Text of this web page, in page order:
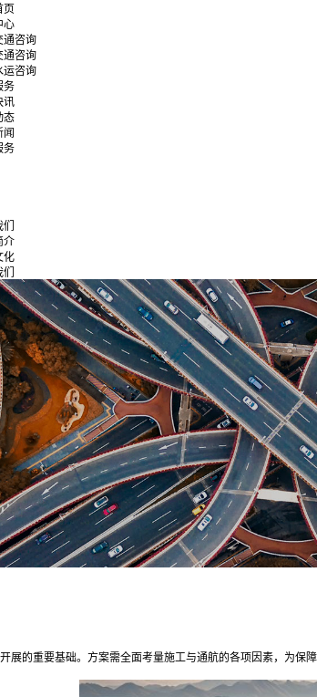
页
心
通咨询
通咨询
运咨询
务
讯
态
闻
务
介
化
的重要基础。方案需全面考量施工与通航的各项因素，为保障